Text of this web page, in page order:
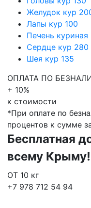
Желудок кур
Лапы кур 100
Печень куриная
Сердце кур 280
Шея кур 135
ОПЛАТА ПО
+ 10%
к стоимости
*При оплате по
процентов к сумме
Бесплатная
всему Крыму!
ОТ 10 кг
+7 978 712 54 94